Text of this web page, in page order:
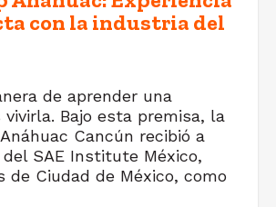
con la industria del
de aprender una
vivirla. Bajo esta premisa, la
Cancún recibió a
SAE Institute México,
de Ciudad de México, como